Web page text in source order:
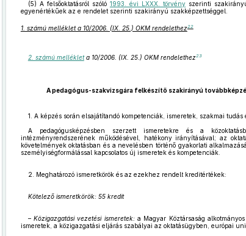
(5) A felsőoktatásról szóló 1993. évi LXXX. törvényszerinti
egyenértékűek az e rendelet szerinti szakirányú szakképzettséggel.
1. számú melléklet a 10/2006. (IX. 25.) OKM rendelethez22
2. számú mellékleta 10/2006. (IX. 25.) OKM rendelethez23
A pedagógus-szakvizsgára felkészítő szakirányú
1. A képzés során elsajátítandó kompetenciák, ismeretek, szakmai
A pedagógusképzésben szerzett ismeretekre és a
intézményrendszerének működésével, hatékony irányításával; az
követelmények oktatásban és a nevelésben történő gyakorlati
személyiségformálással kapcsolatos új ismeretek és kompetenciák.
2. Meghatározó ismeretkörök és az ezekhez rendelt kreditértékek:
Kötelező ismeretkörök: 55 kredit
–Közigazgatási vezetési ismeretek:a Magyar Köztársaság
ismeretek, a közigazgatási eljárás szabályai az oktatásügyben, európai